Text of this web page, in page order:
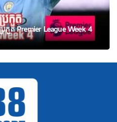
កួត Premier League Week 4